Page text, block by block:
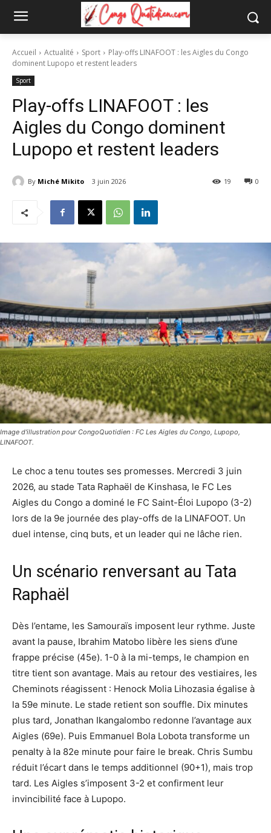
Accueil Actualité Sport
Play-offs LINAFOOT : les Aigles du Congo
dominent Lupopo et restent leaders
Sport
Play-offs LINAFOOT : les
Aigles du Congo dominent
Lupopo et restent leaders
By Miché Mikito 3 juin 2026 0
19
Image d'illustration pour CongoQuotidien : FC Les Aigles du Congo, Lupopo,
LINAFOOT.
Le choc a tenu toutes ses promesses. Mercredi 3 juin
2026, au stade Tata Raphaël de Kinshasa, le FC Les
Aigles du Congo a dominé le FC Saint-Éloi Lupopo (3-2)
lors de la 9e journée des play-offs de la LINAFOOT. Un
duel intense, cinq buts, et un leader qui ne lâche rien.
Un scénario renversant au Tata
Raphaël
Dès l’entame, les Samouraïs imposent leur rythme. Juste
avant la pause, Ibrahim Matobo libère les siens d’une
frappe précise (45e). 1-0 à la mi-temps, le champion en
titre tient son avantage. Mais au retour des vestiaires, les
Cheminots réagissent : Henock Molia Lihozasia égalise à
la 59e minute. Le stade retient son souffle. Dix minutes
plus tard, Jonathan Ikangalombo redonne l’avantage aux
Aigles (69e). Puis Emmanuel Bola Lobota transforme un
penalty à la 82e minute pour faire le break. Chris Sumbu
réduit l’écart dans le temps additionnel (90+1), mais trop
tard. Les Aigles s’imposent 3-2 et confirment leur
invincibilité face à Lupopo.